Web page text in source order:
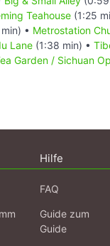
Teahouse (1:25
• Metrostation
Lane (1:38 min) •
Garden / Sichuan
Hilfe
FAQ
Guide zum
Guide